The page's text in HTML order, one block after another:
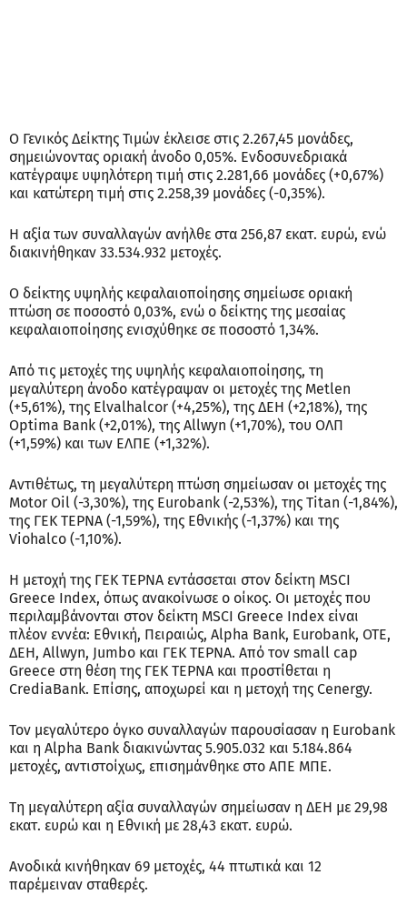
O Γενικός Δείκτης Τιμών έκλεισε στις 2.267,45 μονάδες,
σημειώνοντας οριακή άνοδο 0,05%. Ενδοσυνεδριακά
κατέγραψε υψηλότερη τιμή στις 2.281,66 μονάδες (+0,67%)
και κατώτερη τιμή στις 2.258,39 μονάδες (-0,35%).
Η αξία των συναλλαγών ανήλθε στα 256,87 εκατ. ευρώ, ενώ
διακινήθηκαν 33.534.932 μετοχές.
Ο δείκτης υψηλής κεφαλαιοποίησης σημείωσε οριακή
πτώση σε ποσοστό 0,03%, ενώ ο δείκτης της μεσαίας
κεφαλαιοποίησης ενισχύθηκε σε ποσοστό 1,34%.
Από τις μετοχές της υψηλής κεφαλαιοποίησης, τη
μεγαλύτερη άνοδο κατέγραψαν οι μετοχές της Metlen
(+5,61%), της Elvalhalcor (+4,25%), της ΔΕΗ (+2,18%), της
Optima Bank (+2,01%), της Allwyn (+1,70%), του ΟΛΠ
(+1,59%) και των ΕΛΠΕ (+1,32%).
Αντιθέτως, τη μεγαλύτερη πτώση σημείωσαν οι μετοχές της
Motor Oil (-3,30%), της Eurobank (-2,53%), της Titan (-1,84%),
της ΓΕΚ ΤΕΡΝΑ (-1,59%), της Εθνικής (-1,37%) και της
Viohalco (-1,10%).
Η μετοχή της ΓΕΚ ΤΕΡΝΑ εντάσσεται στον δείκτη MSCI
Greece Index, όπως ανακοίνωσε ο οίκος. Οι μετοχές που
περιλαμβάνονται στον δείκτη MSCI Greece Index είναι
πλέον εννέα: Εθνική, Πειραιώς, Alpha Bank, Eurobank, ΟΤΕ,
ΔΕΗ, Allwyn, Jumbo και ΓΕΚ ΤΕΡΝΑ. Από τον small cap
Greece στη θέση της ΓΕΚ ΤΕΡΝΑ και προστίθεται η
CrediaBank. Επίσης, αποχωρεί και η μετοχή της Cenergy.
Τον μεγαλύτερο όγκο συναλλαγών παρουσίασαν η Eurobank
και η Alpha Bank διακινώντας 5.905.032 και 5.184.864
μετοχές, αντιστοίχως, επισημάνθηκε στο ΑΠΕ ΜΠΕ.
Τη μεγαλύτερη αξία συναλλαγών σημείωσαν η ΔΕΗ με 29,98
εκατ. ευρώ και η Εθνική με 28,43 εκατ. ευρώ.
Ανοδικά κινήθηκαν 69 μετοχές, 44 πτωτικά και 12
παρέμειναν σταθερές.